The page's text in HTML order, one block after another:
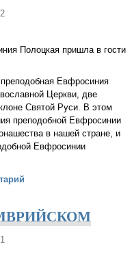
Полоцкая пришла в гости
Евфросиния
Церкви, две
Святой Руси. В этом
преподобной Евфросинии
в нашей стране, и
Евфросинии
Чертоги